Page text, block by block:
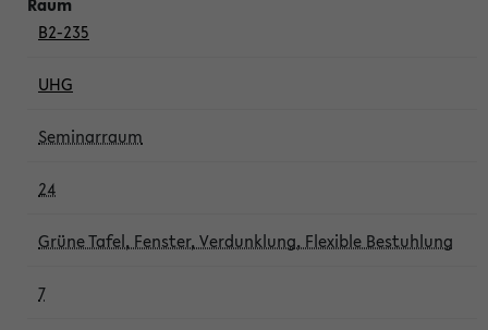
B2-235
UHG
Seminarraum
24
Grüne Tafel, Fenster, Verdunklung, Flexible Bestuhlung
7